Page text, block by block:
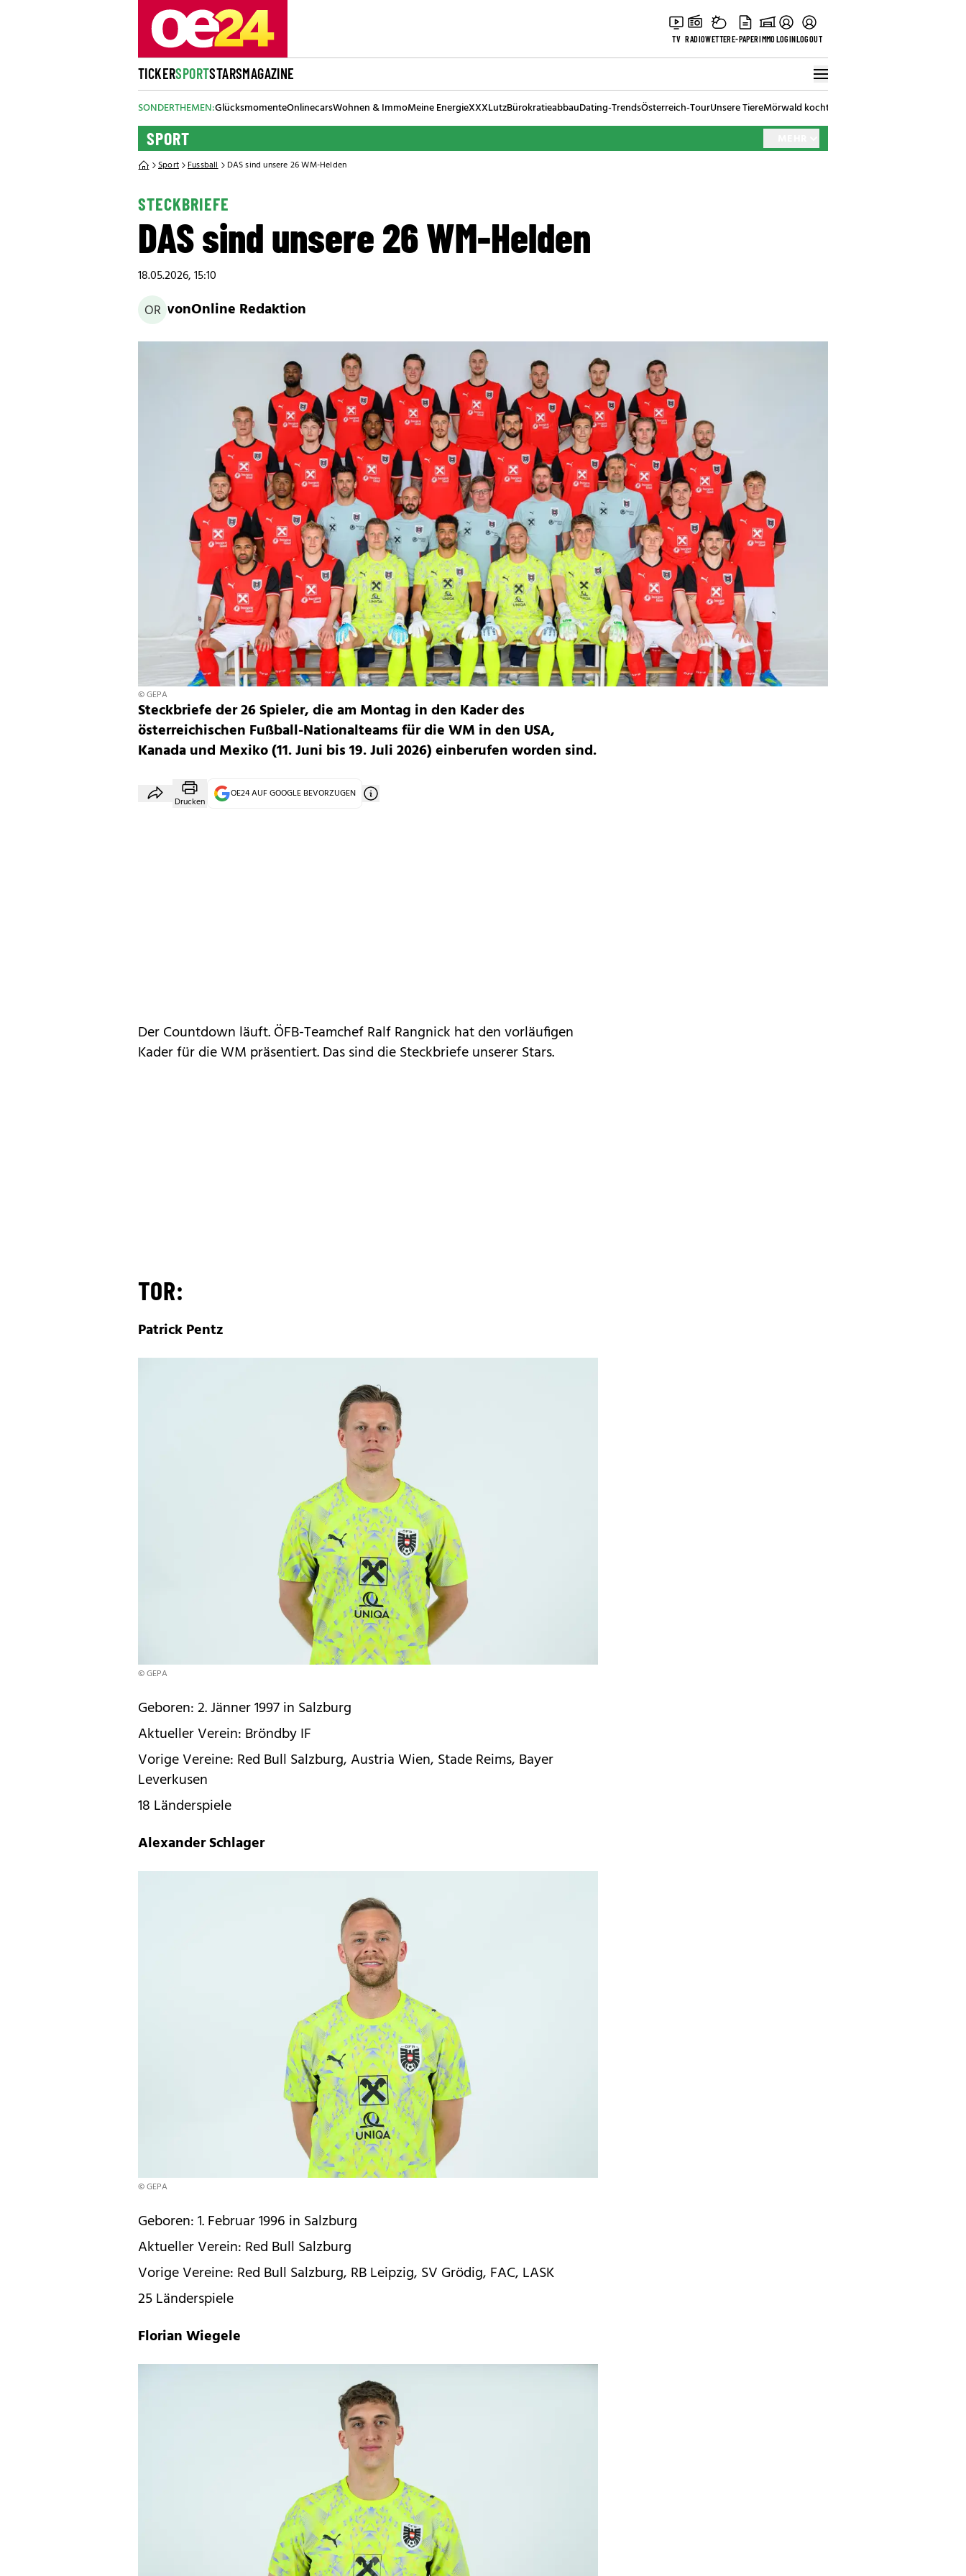
TV RADIOWETTERE-PAPERIMMOLOGINLOGOUT
TICKERSPORTSTARSMAGAZINE
SONDERTHEMEN:GlücksmomenteOnlinecarsWohnen & ImmoMeine EnergieXXXLutzBürokratieabbauDating-TrendsÖsterreich-TourUnsere TiereMörwald kocht
SPORT
Sport Fussball DAS sind unsere 26 WM-Helden
STECKBRIEFE
DAS sind unsere 26 WM-Helden
18.05.2026, 15:10
OR vonOnline Redaktion
© GEPA
Steckbriefe der 26 Spieler, die am Montag in den Kader des
österreichischen Fußball-Nationalteams für die WM in den USA,
Kanada und Mexiko (11. Juni bis 19. Juli 2026) einberufen worden sind.
Drucken
OE24 AUF GOOGLE BEVORZUGEN
Der Countdown läuft. ÖFB-Teamchef Ralf Rangnick hat den vorläufigen
Kader für die WM präsentiert. Das sind die Steckbriefe unserer Stars.
TOR:
Patrick Pentz
© GEPA
Geboren: 2. Jänner 1997 in Salzburg
Aktueller Verein: Bröndby IF
Vorige Vereine: Red Bull Salzburg, Austria Wien, Stade Reims, Bayer
Leverkusen
18 Länderspiele
Alexander Schlager
© GEPA
Geboren: 1. Februar 1996 in Salzburg
Aktueller Verein: Red Bull Salzburg
Vorige Vereine: Red Bull Salzburg, RB Leipzig, SV Grödig, FAC, LASK
25 Länderspiele
Florian Wiegele